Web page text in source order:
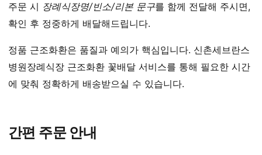
주문 시 장례식장명/빈소/리본 문구를 함께 전달해 주시면,
확인 후 정중하게 배달해드립니다.
정품 근조화환은 품질과 예의가 핵심입니다. 신촌세브란스
병원장례식장 근조화환 꽃배달 서비스를 통해 필요한 시간
에 맞춰 정확하게 배송받으실 수 있습니다.
간편 주문 안내